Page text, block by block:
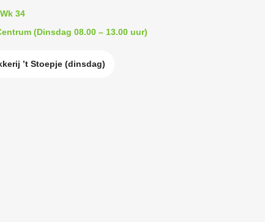
34
(Dinsdag 08.00 – 13.00 uur)
’t Stoepje (dinsdag)